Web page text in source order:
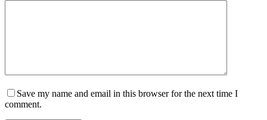
Save my name and email in this browser for the next time I
comment.